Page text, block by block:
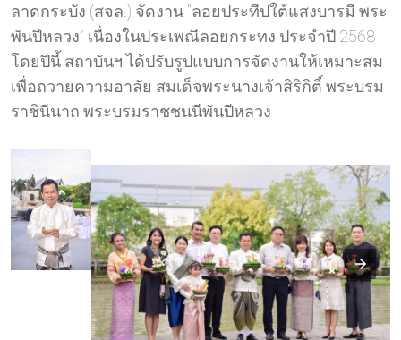
ลาดกระบัง (สจล.) จัดงาน “ลอยประทีปใต้แสงบารมี พระ
พันปีหลวง” เนื่องในประเพณีลอยกระทง ประจำปี 2568
โดยปีนี้ สถาบันฯ ได้ปรับรูปแบบการจัดงานให้เหมาะสม
เพื่อถวายความอาลัย สมเด็จพระนางเจ้าสิริกิติ์ พระบรม
ราชินีนาถ พระบรมราชชนนีพันปีหลวง